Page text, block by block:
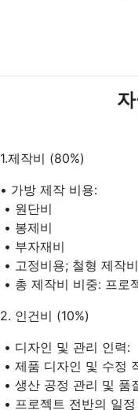
1.제작비 (80%)
• 가방 제작 비용:
• 원단비
• 봉제비
• 부자재비
• 고정비용; 철형 제작
• 총 제작비 비중: 프로
2. 인건비 (10%)
• 디자인 및 관리 인력:
• 제품 디자인 및 수정
• 생산 공정 관리 및 품
• 프로젝트 전반의 일